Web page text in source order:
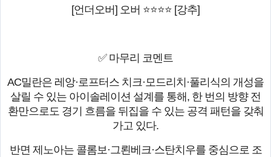
[언더오버] 오버 ⭐⭐⭐⭐ [강추]
✅ 마무리 코멘트
AC밀란은 레앙·로프터스 치크·모드리치·풀리식의 개성을
살릴 수 있는 아이솔레이션 설계를 통해, 한 번의 방향 전
환만으로도 경기 흐름을 뒤집을 수 있는 공격 패턴을 갖춰
가고 있다.
반면 제노아는 콜롬보·그뢴베크·스탄치우를 중심으로 조